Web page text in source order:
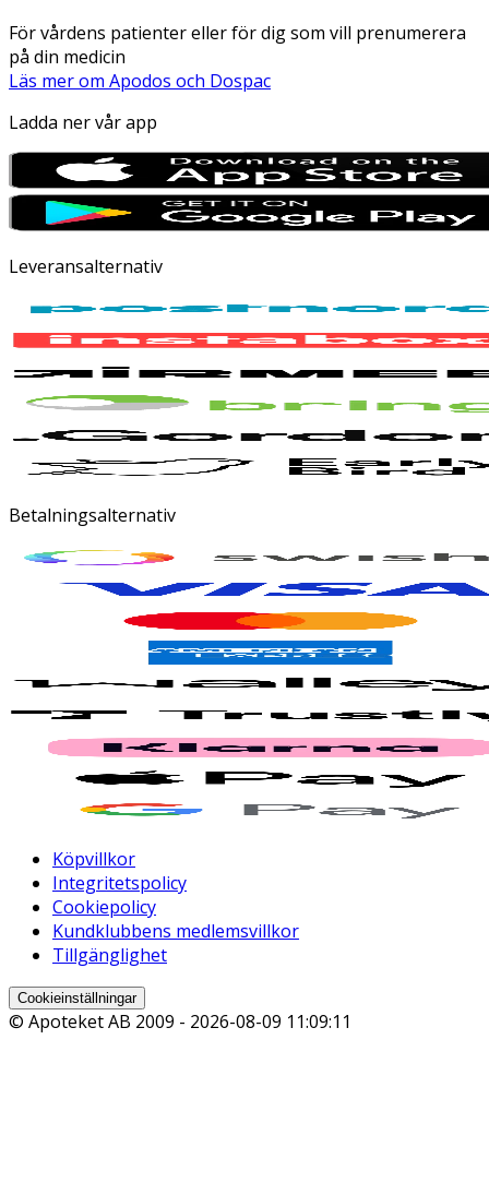
För vårdens patienter eller för dig som vill prenumerera
på din medicin
Läs mer om Apodos och Dospac
Ladda ner vår app
Leveransalternativ
Betalningsalternativ
Köpvillkor
Integritetspolicy
Cookiepolicy
Kundklubbens medlemsvillkor
Tillgänglighet
Cookieinställningar
© Apoteket AB 2009 - 2026-08-09 11:09:11